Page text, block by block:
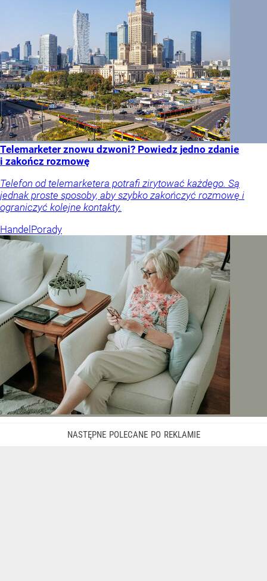
Telemarketer znowu dzwoni? Powiedz jedno zdanie
i zakończ rozmowę
Telefon od telemarketera potrafi zirytować każdego. Są
jednak proste sposoby, aby szybko zakończyć rozmowę i
ograniczyć kolejne kontakty.
Handel Porady